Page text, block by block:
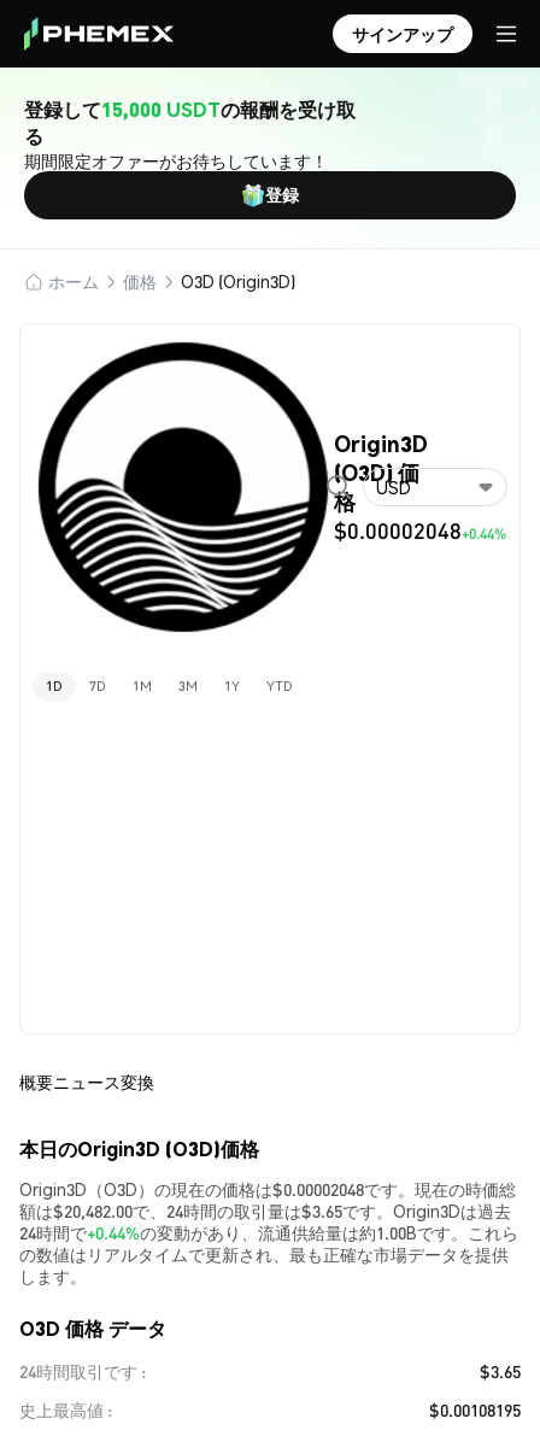
サインアップ
登録して15,000 USDTの報酬を受け取
る
期間限定オファーがお待ちしています！
登録
ホーム 価格 O3D (Origin3D)
Origin3D
(O3D) 価
格
$0.00002048+0.44%
USD
1D 7D 1M 3M 1Y YTD
概要ニュース変換
本日のOrigin3D (O3D)価格
Origin3D（O3D）の現在の価格は$0.00002048です。現在の時価総
額は$20,482.00で、24時間の取引量は$3.65です。Origin3Dは過去
24時間で+0.44%の変動があり、流通供給量は約1.00Bです。これら
の数値はリアルタイムで更新され、最も正確な市場データを提供
します。
O3D 価格 データ
24時間取引です
$3.65
史上最高値
$0.00108195